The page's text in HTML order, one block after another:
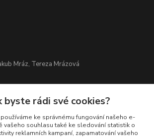
Mráz, Tereza Mrázová
byste rádi své cookies?
ke správnému fungování našeho e-
vašeho souhlasu také ke sledování statistik o
reklamních kampaní, zapamatování vašeho